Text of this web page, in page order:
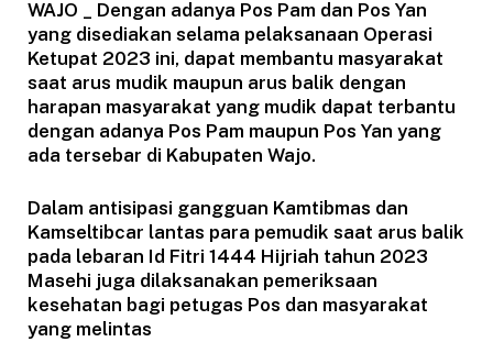
WAJO _ Dengan adanya Pos Pam dan Pos Yan
yang disediakan selama pelaksanaan Operasi
Ketupat 2023 ini, dapat membantu masyarakat
saat arus mudik maupun arus balik dengan
harapan masyarakat yang mudik dapat terbantu
dengan adanya Pos Pam maupun Pos Yan yang
ada tersebar di Kabupaten Wajo.
Dalam antisipasi gangguan Kamtibmas dan
Kamseltibcar lantas para pemudik saat arus balik
pada lebaran Id Fitri 1444 Hijriah tahun 2023
Masehi juga dilaksanakan pemeriksaan
kesehatan bagi petugas Pos dan masyarakat
yang melintas